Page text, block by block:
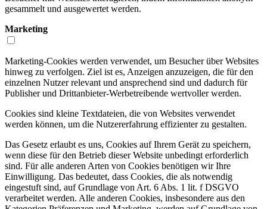
gesammelt und ausgewertet werden.
Marketing
Marketing-Cookies werden verwendet, um Besucher über Websites
hinweg zu verfolgen. Ziel ist es, Anzeigen anzuzeigen, die für den
einzelnen Nutzer relevant und ansprechend sind und dadurch für
Publisher und Drittanbieter-Werbetreibende wertvoller werden.
Cookies sind kleine Textdateien, die von Websites verwendet
werden können, um die Nutzererfahrung effizienter zu gestalten.
Das Gesetz erlaubt es uns, Cookies auf Ihrem Gerät zu speichern,
wenn diese für den Betrieb dieser Website unbedingt erforderlich
sind. Für alle anderen Arten von Cookies benötigen wir Ihre
Einwilligung. Das bedeutet, dass Cookies, die als notwendig
eingestuft sind, auf Grundlage von Art. 6 Abs. 1 lit. f DSGVO
verarbeitet werden. Alle anderen Cookies, insbesondere aus den